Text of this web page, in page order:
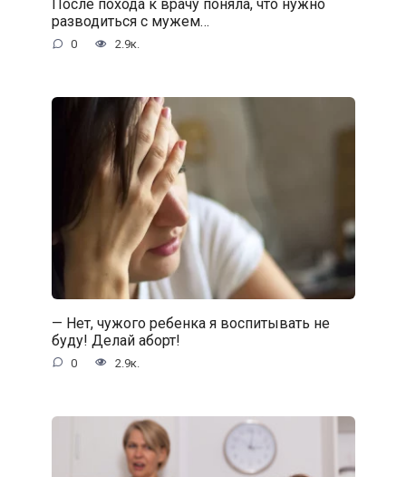
После похода к врачу поняла, что нужно
разводиться с мужем…
0 2.9к.
— Нет, чужого ребенка я воспитывать не
буду! Делай аборт!
0 2.9к.